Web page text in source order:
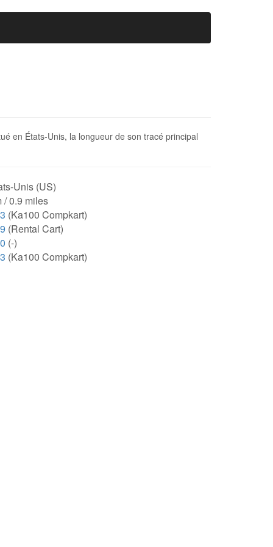
en États-Unis, la longueur de son tracé principal
Unis (US)
/ 0.9 miles
(Ka100 Compkart)
(Rental Cart)
(-)
(Ka100 Compkart)